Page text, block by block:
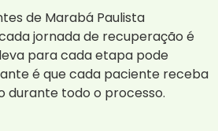
de Marabá Paulista
jornada de recuperação é
para cada etapa pode
é que cada paciente receba
durante todo o processo.